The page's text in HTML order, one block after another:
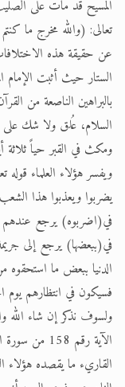
المسيح قد مات على
تعالى: (والله مخرج ما
عن حقيقة هذه
الستار حيث أثبت الإمام
بالبراهين الناصعة من
السلام، عُلق ولا شك على
ومكث في القبر حياً ثلاثة
ويفسر هؤلاء العلماء قوله
يضربوا ويعذبوا هذا
في(اضربوه) يرجع عندهم
في(ببعضها) يرجع إلى
الدنيا ببعض ما استحقوه
فسيكون في انتظارهم يوم
ولسوف نذكر إن شاء الله
الآية رقم
القاريء ما يقصده هؤلاء